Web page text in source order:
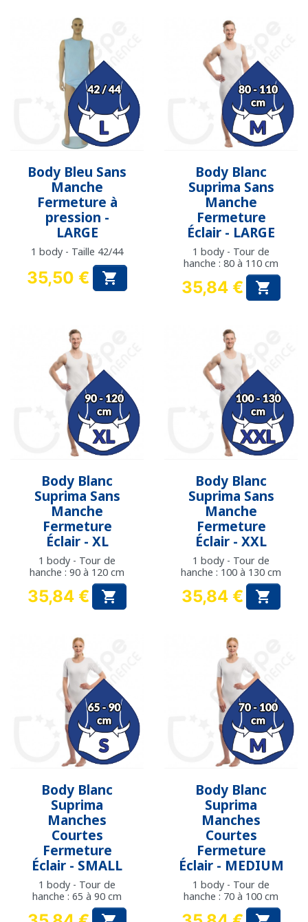
Body Bleu Sans
Manche
Fermeture à
pression -
LARGE
1 body - Taille 42/44
Prix
35,50 € 
Body Blanc
Suprima Sans
Manche
Fermeture
Éclair - LARGE
1 body - Tour de
hanche : 80 à 110 cm
Prix
35,84 € 
Body Blanc
Suprima Sans
Manche
Fermeture
Éclair - XL
1 body - Tour de
hanche : 90 à 120 cm
Prix
35,84 € 
Body Blanc
Suprima Sans
Manche
Fermeture
Éclair - XXL
1 body - Tour de
hanche : 100 à 130 cm
Prix
35,84 € 
Body Blanc
Suprima
Manches
Courtes
Fermeture
Éclair - SMALL
1 body - Tour de
hanche : 65 à 90 cm
Body Blanc
Suprima
Manches
Courtes
Fermeture
Éclair - MEDIUM
1 body - Tour de
hanche : 70 à 100 cm